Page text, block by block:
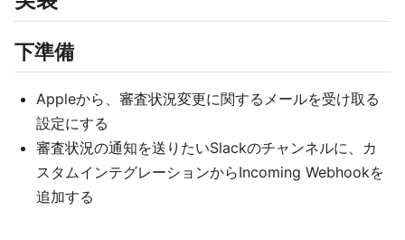
下準備
Appleから、審査状況変更に関するメールを受け取る
設定にする
審査状況の通知を送りたいSlackのチャンネルに、カ
スタムインテグレーションからIncoming Webhookを
追加する